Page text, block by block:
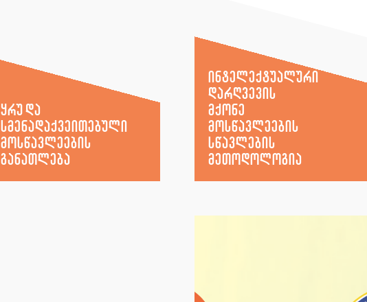
ყრუ და
სმენადაქვეითებული
მოსწავლეების
განათლება
ინტელექტუალური
დარღვევის
მქონე
მოსწავლეების
სწავლების
მეთოდოლოგია